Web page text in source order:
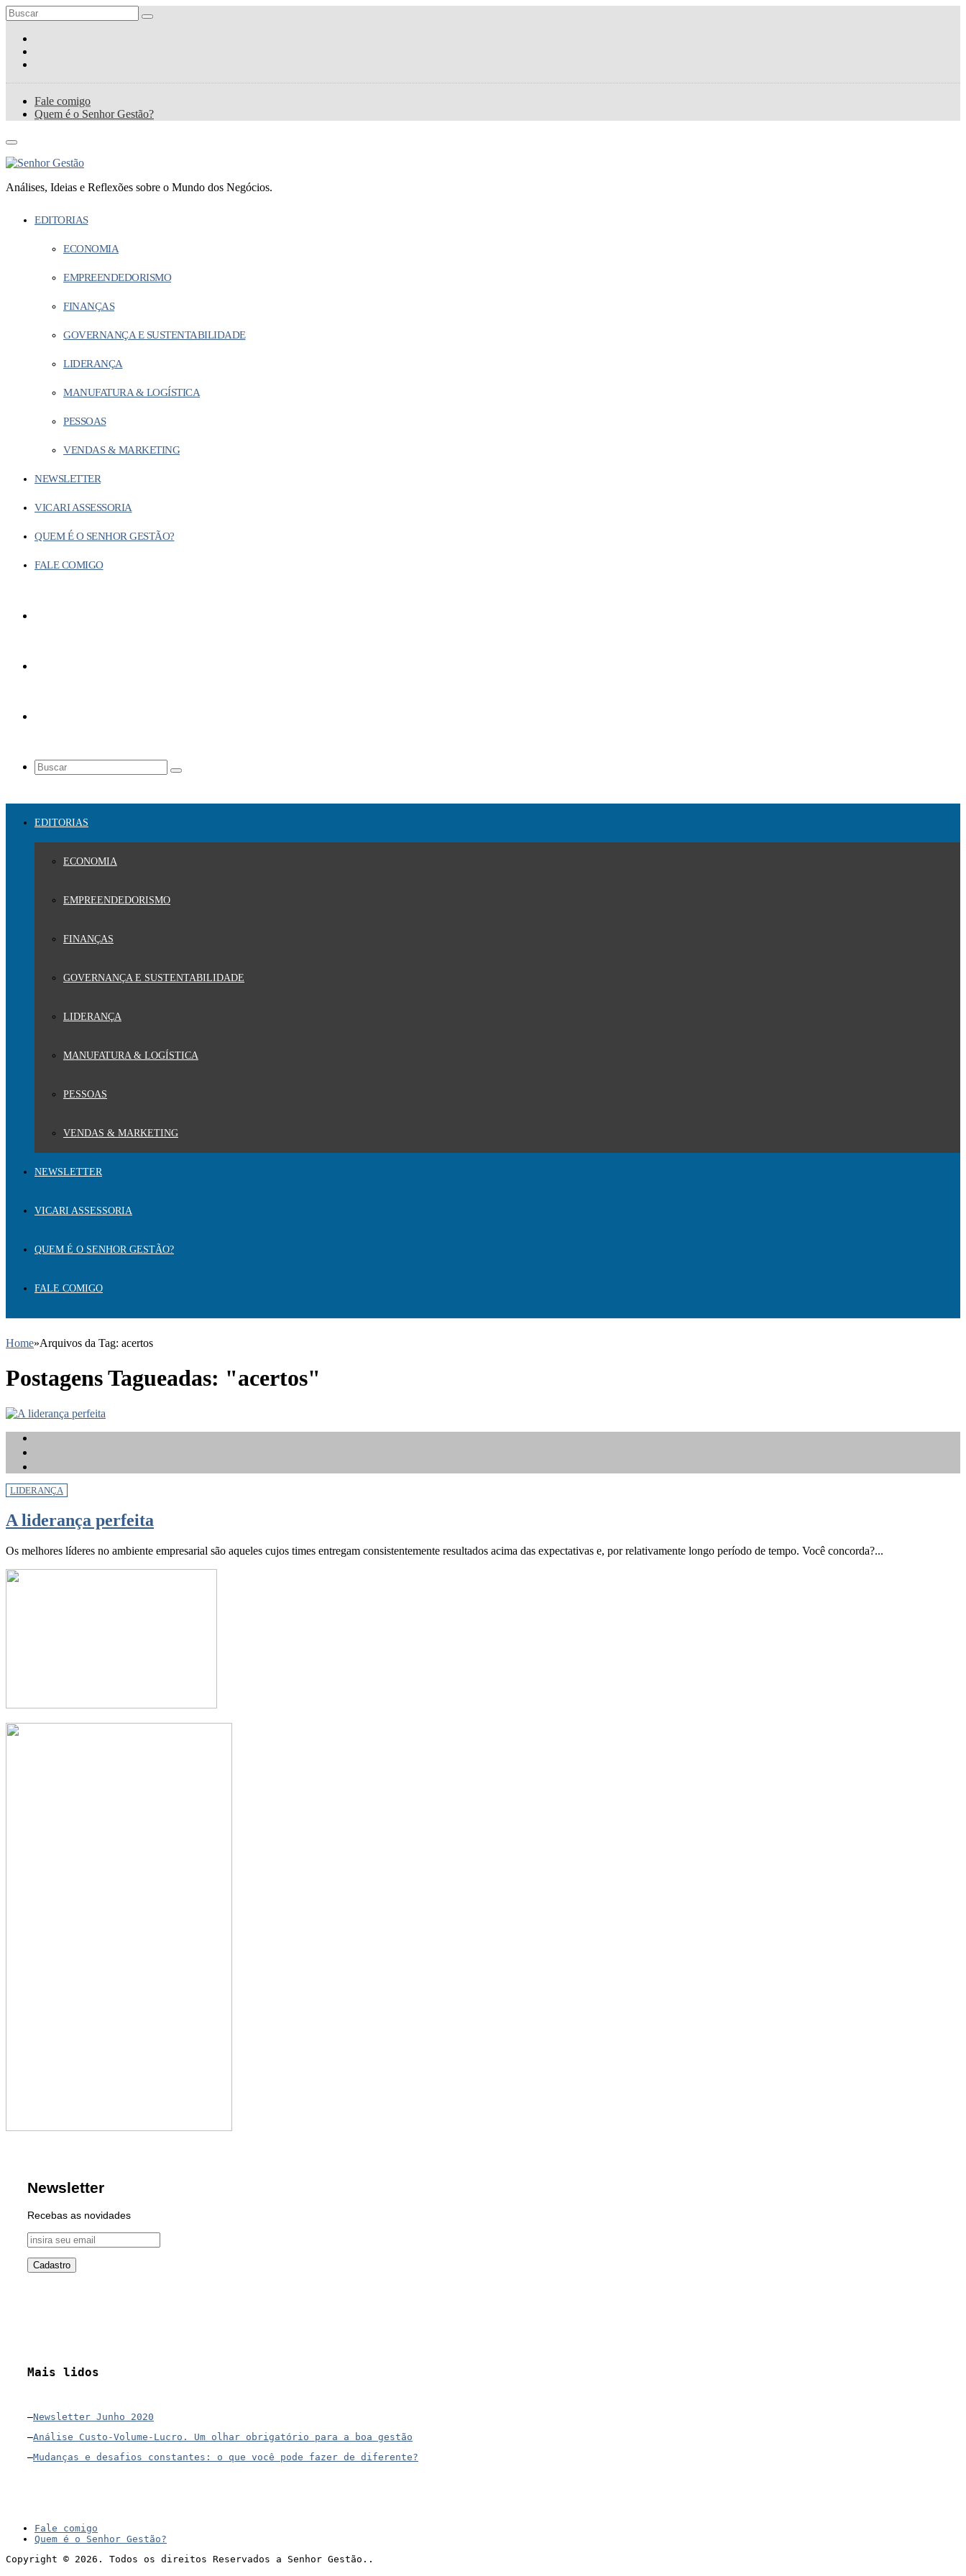
Fale comigo
Quem é o Senhor Gestão?
Análises, Ideias e Reflexões sobre o Mundo dos Negócios.
EDITORIAS
ECONOMIA
EMPREENDEDORISMO
FINANÇAS
GOVERNANÇA E SUSTENTABILIDADE
LIDERANÇA
MANUFATURA & LOGÍSTICA
PESSOAS
VENDAS & MARKETING
NEWSLETTER
VICARI ASSESSORIA
QUEM É O SENHOR GESTÃO?
FALE COMIGO
EDITORIAS
ECONOMIA
EMPREENDEDORISMO
FINANÇAS
GOVERNANÇA E SUSTENTABILIDADE
LIDERANÇA
MANUFATURA & LOGÍSTICA
PESSOAS
VENDAS & MARKETING
NEWSLETTER
VICARI ASSESSORIA
QUEM É O SENHOR GESTÃO?
FALE COMIGO
Home»Arquivos da Tag: acertos
Postagens Tagueadas: "acertos"
LIDERANÇA
A liderança perfeita
Os melhores líderes no ambiente empresarial são aqueles cujos times entregam consistentemente resultados acima das expectativas e, por relativamente longo período de tempo. Você concorda?...
Newsletter
Recebas as novidades
Mais lidos
–Newsletter Junho 2020
–Análise Custo-Volume-Lucro. Um olhar obrigatório para a boa gestão
–Mudanças e desafios constantes: o que você pode fazer de diferente?
Fale comigo
Quem é o Senhor Gestão?
Copyright © 2026. Todos os direitos Reservados a Senhor Gestão..